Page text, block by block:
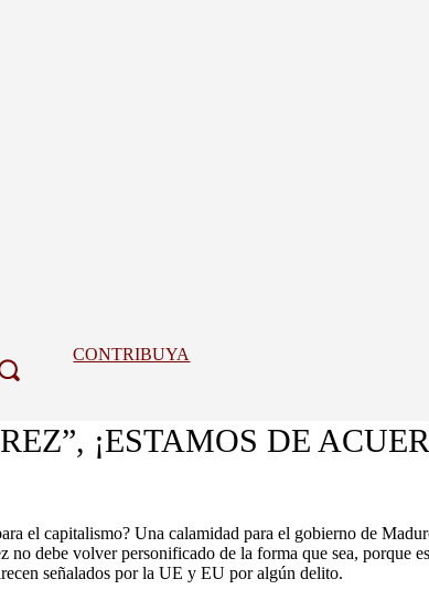
CONTRIBUYA
¡ESTAMOS DE
el capitalismo? Una calamidad para el gobierno de
debe volver personificado de la forma que sea, porque
señalados por la UE y EU por algún delito.